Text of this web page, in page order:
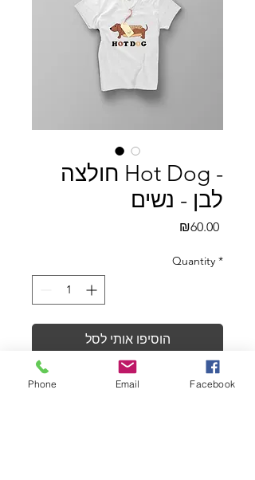
חולצה Hot Dog -
לבן - נשים
₪60.00Price
Quantity *
הוסיפו אותי לסל
Buy Now
Phone Email Facebook